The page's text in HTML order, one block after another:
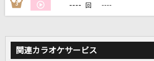
3 ---- 回 ----
関連カラオケサービス